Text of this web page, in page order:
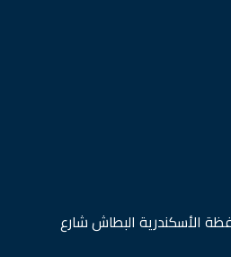
الأسكندرية البطاش شارع